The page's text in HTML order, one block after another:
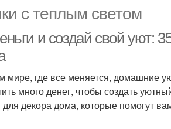
с теплым светом
и создай свой уют:
где все меняется, домашние
много денег, чтобы создать
декора дома, которые помогут